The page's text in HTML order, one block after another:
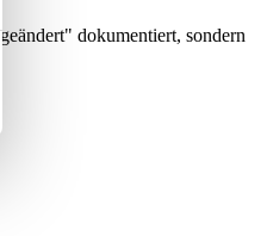
dokumentiert, sondern